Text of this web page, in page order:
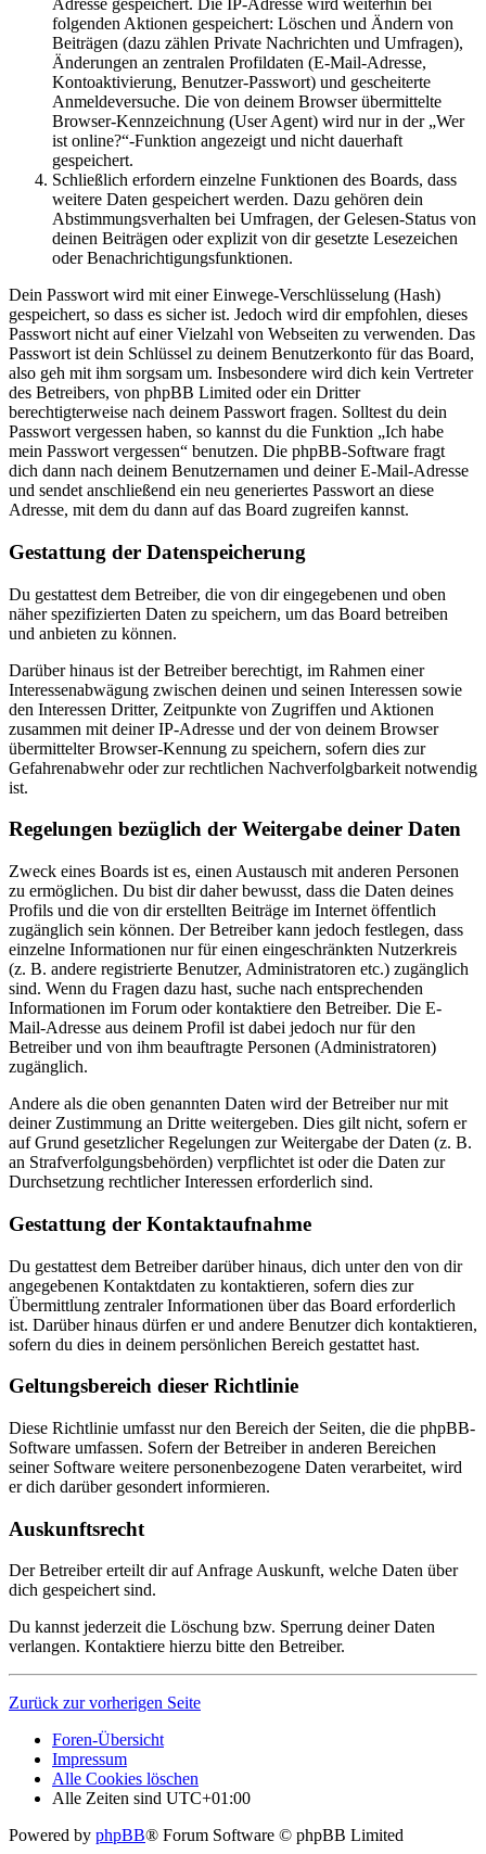
Adresse gespeichert. Die IP-Adresse wird weiterhin bei
folgenden Aktionen gespeichert: Löschen und Ändern von
Beiträgen (dazu zählen Private Nachrichten und Umfragen),
Änderungen an zentralen Profildaten (E-Mail-Adresse,
Kontoaktivierung, Benutzer-Passwort) und gescheiterte
Anmeldeversuche. Die von deinem Browser übermittelte
Browser-Kennzeichnung (User Agent) wird nur in der „Wer
ist online?“-Funktion angezeigt und nicht dauerhaft
gespeichert.
Schließlich erfordern einzelne Funktionen des Boards, dass
weitere Daten gespeichert werden. Dazu gehören dein
Abstimmungsverhalten bei Umfragen, der Gelesen-Status von
deinen Beiträgen oder explizit von dir gesetzte Lesezeichen
oder Benachrichtigungsfunktionen.
Dein Passwort wird mit einer Einwege-Verschlüsselung (Hash)
gespeichert, so dass es sicher ist. Jedoch wird dir empfohlen, dieses
Passwort nicht auf einer Vielzahl von Webseiten zu verwenden. Das
Passwort ist dein Schlüssel zu deinem Benutzerkonto für das Board,
also geh mit ihm sorgsam um. Insbesondere wird dich kein Vertreter
des Betreibers, von phpBB Limited oder ein Dritter
berechtigterweise nach deinem Passwort fragen. Solltest du dein
Passwort vergessen haben, so kannst du die Funktion „Ich habe
mein Passwort vergessen“ benutzen. Die phpBB-Software fragt
dich dann nach deinem Benutzernamen und deiner E-Mail-Adresse
und sendet anschließend ein neu generiertes Passwort an diese
Adresse, mit dem du dann auf das Board zugreifen kannst.
Gestattung der Datenspeicherung
Du gestattest dem Betreiber, die von dir eingegebenen und oben
näher spezifizierten Daten zu speichern, um das Board betreiben
und anbieten zu können.
Darüber hinaus ist der Betreiber berechtigt, im Rahmen einer
Interessenabwägung zwischen deinen und seinen Interessen sowie
den Interessen Dritter, Zeitpunkte von Zugriffen und Aktionen
zusammen mit deiner IP-Adresse und der von deinem Browser
übermittelter Browser-Kennung zu speichern, sofern dies zur
Gefahrenabwehr oder zur rechtlichen Nachverfolgbarkeit notwendig
ist.
Regelungen bezüglich der Weitergabe deiner Daten
Zweck eines Boards ist es, einen Austausch mit anderen Personen
zu ermöglichen. Du bist dir daher bewusst, dass die Daten deines
Profils und die von dir erstellten Beiträge im Internet öffentlich
zugänglich sein können. Der Betreiber kann jedoch festlegen, dass
einzelne Informationen nur für einen eingeschränkten Nutzerkreis
(z. B. andere registrierte Benutzer, Administratoren etc.) zugänglich
sind. Wenn du Fragen dazu hast, suche nach entsprechenden
Informationen im Forum oder kontaktiere den Betreiber. Die E-
Mail-Adresse aus deinem Profil ist dabei jedoch nur für den
Betreiber und von ihm beauftragte Personen (Administratoren)
zugänglich.
Andere als die oben genannten Daten wird der Betreiber nur mit
deiner Zustimmung an Dritte weitergeben. Dies gilt nicht, sofern er
auf Grund gesetzlicher Regelungen zur Weitergabe der Daten (z. B.
an Strafverfolgungsbehörden) verpflichtet ist oder die Daten zur
Durchsetzung rechtlicher Interessen erforderlich sind.
Gestattung der Kontaktaufnahme
Du gestattest dem Betreiber darüber hinaus, dich unter den von dir
angegebenen Kontaktdaten zu kontaktieren, sofern dies zur
Übermittlung zentraler Informationen über das Board erforderlich
ist. Darüber hinaus dürfen er und andere Benutzer dich kontaktieren,
sofern du dies in deinem persönlichen Bereich gestattet hast.
Geltungsbereich dieser Richtlinie
Diese Richtlinie umfasst nur den Bereich der Seiten, die die phpBB-
Software umfassen. Sofern der Betreiber in anderen Bereichen
seiner Software weitere personenbezogene Daten verarbeitet, wird
er dich darüber gesondert informieren.
Auskunftsrecht
Der Betreiber erteilt dir auf Anfrage Auskunft, welche Daten über
dich gespeichert sind.
Du kannst jederzeit die Löschung bzw. Sperrung deiner Daten
verlangen. Kontaktiere hierzu bitte den Betreiber.
Zurück zur vorherigen Seite
Foren-Übersicht
Impressum
Alle Cookies löschen
Alle Zeiten sind UTC+01:00
Powered by phpBB® Forum Software © phpBB Limited